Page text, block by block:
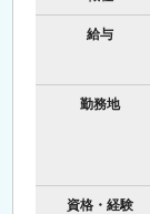
給与
勤務地
資格・経験